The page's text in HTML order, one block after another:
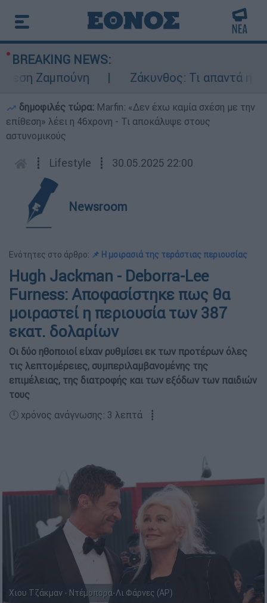
BREAKING NEWS:
Ζαμπούνη
Ζάκυνθος: Τι απαντά η ΕΛΑΣ
δημοφιλές τώρα: Marfin: «Δεν έχω καμία σχέση με την
επίθεση» λέει η 46χρονη - Τι αποκάλυψε στους
αστυνομικούς
┋ Lifestyle ┋ 30.05.2025 22:00
Newsroom
Ενότητες στο άρθρο: 📌 Η μοιρασιά της τεράστιας περιουσίας
Hugh Jackman - Deborra-Lee
Furness: Αποφασίστηκε πως θα
μοιραστεί η περιουσία των 387
εκατ. δολαρίων
Οι δύο ηθοποιοί είχαν ρυθμίσει εκ των προτέρων όλες
τις λεπτομέρειες, συμπεριλαμβανομένης της
επιμέλειας, της διατροφής και των εξόδων των παιδιών
τους
🕛 χρόνος ανάγνωσης: 3 λεπτά ┋
Χιου Τζάκμαν - Ντέμοπορα-Λι Φάρνες (AP)